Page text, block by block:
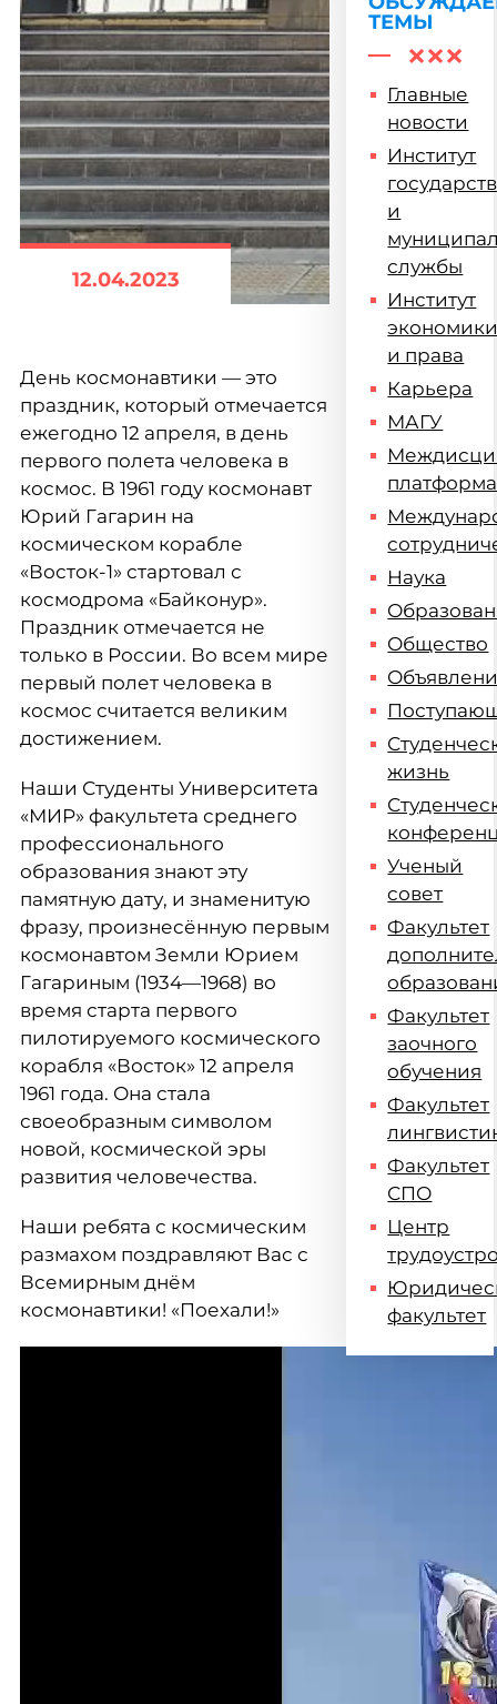
12.04.2023
День космонавтики — это
праздник, который отмечается
ежегодно 12 апреля, в день
первого полета человека в
космос. В 1961 году космонавт
Юрий Гагарин на
космическом корабле
«Восток-1» стартовал с
космодрома «Байконур».
Праздник отмечается не
только в России. Во всем мире
первый полет человека в
космос считается великим
достижением.
Наши Студенты Университета
«МИР» факультета среднего
профессионального
образования знают эту
памятную дату, и знаменитую
фразу, произнесённую первым
космонавтом Земли Юрием
Гагариным (1934—1968) во
время старта первого
пилотируемого космического
корабля «Восток» 12 апреля
1961 года. Она стала
своеобразным символом
новой, космической эры
развития человечества.
Наши ребята с космическим
размахом поздравляют Вас с
Всемирным днём
космонавтики! «Поехали!»
ТЕМЫ
Главные
новости
Институт
и
службы
Институт
и права
Карьера
МАГУ
платформа
Наука
Общество
жизнь
Ученый
совет
Факультет
Факультет
заочного
обучения
Факультет
Факультет
СПО
Центр
факультет